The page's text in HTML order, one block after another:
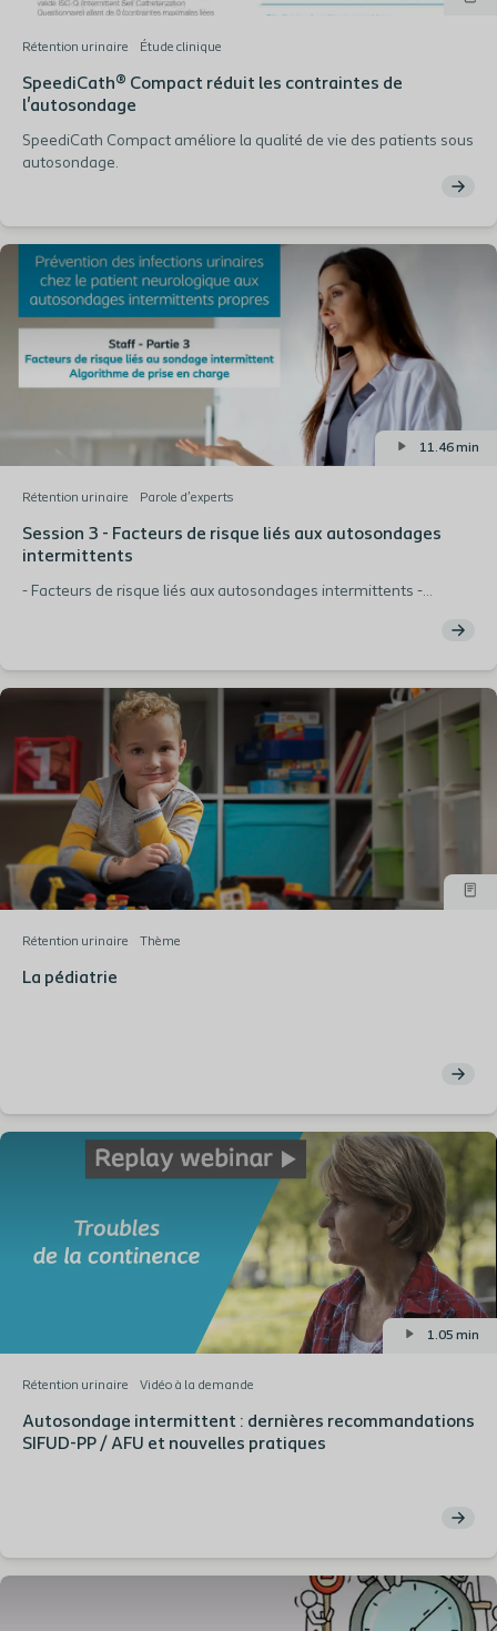
Rétention urinaire Étude clinique
SpeediCath® Compact réduit les contraintes de
l'autosondage
SpeediCath Compact améliore la qualité de vie des patients sous
autosondage.
Rétention urinaire Parole d’experts
11.46 min
Session 3 - Facteurs de risque liés aux autosondages
intermittents
- Facteurs de risque liés aux autosondages intermittents -
Rétention urinaire Thème
La pédiatrie
Rétention urinaire Vidéo à la demande
1.05 min
Autosondage intermittent : dernières recommandations
SIFUD-PP / AFU et nouvelles pratiques